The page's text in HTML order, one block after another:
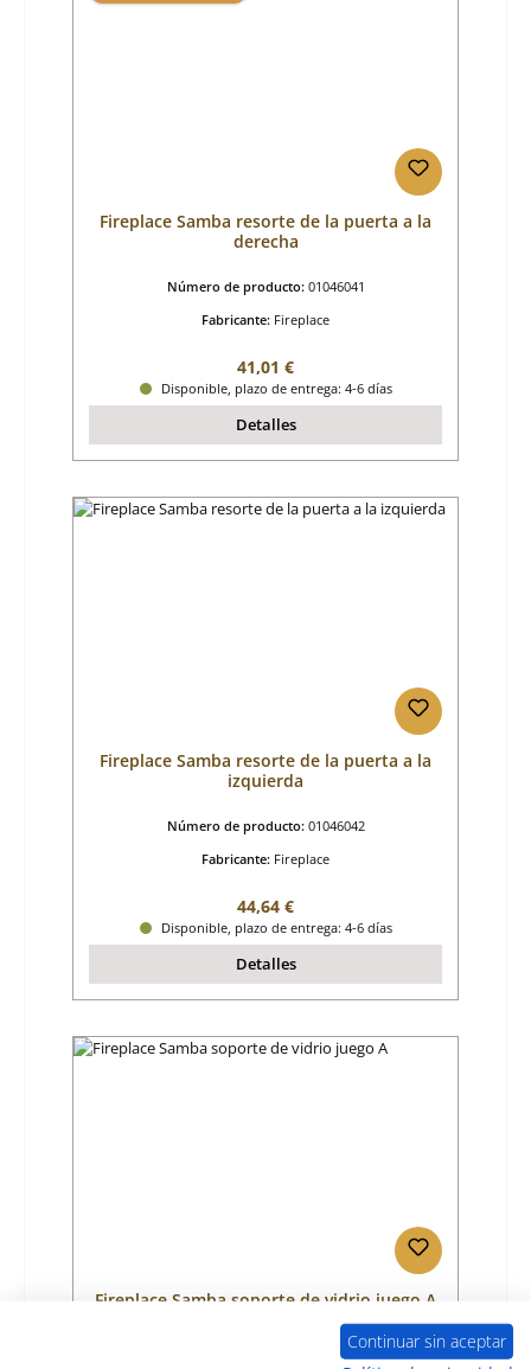
Fireplace Samba resorte de la puerta a la
derecha
Número de producto: 01046041
Fabricante: Fireplace
Precio normal:
41,01 €
Disponible, plazo de entrega: 4-6 días
Detalles
Fireplace Samba resorte de la puerta a la
izquierda
Número de producto: 01046042
Fabricante: Fireplace
Precio normal:
44,64 €
Disponible, plazo de entrega: 4-6 días
Detalles
Fireplace Samba soporte de vidrio juego A
01046043
Continuar sin aceptar